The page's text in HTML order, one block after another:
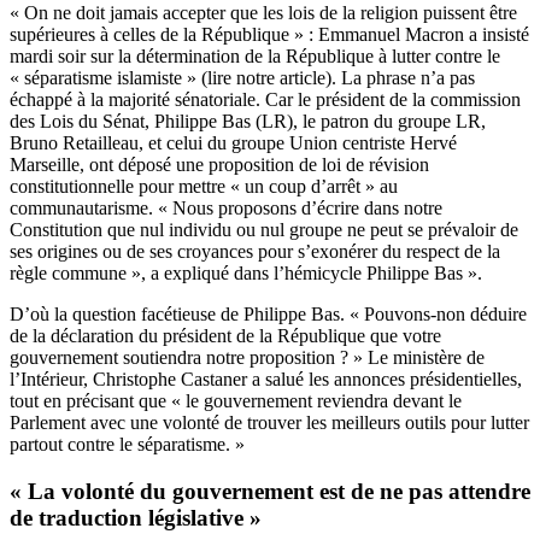
« On ne doit jamais accepter que les lois de la religion puissent être
supérieures à celles de la République » : Emmanuel Macron a insisté
mardi soir sur la détermination de la République à lutter contre le
« séparatisme islamiste » (lire notre article). La phrase n’a pas
échappé à la majorité sénatoriale. Car le président de la commission
des Lois du Sénat, Philippe Bas (LR), le patron du groupe LR,
Bruno Retailleau, et celui du groupe Union centriste Hervé
Marseille, ont déposé une proposition de loi de révision
constitutionnelle pour mettre « un coup d’arrêt » au
communautarisme. « Nous proposons d’écrire dans notre
Constitution que nul individu ou nul groupe ne peut se prévaloir de
ses origines ou de ses croyances pour s’exonérer du respect de la
règle commune », a expliqué dans l’hémicycle Philippe Bas ».
D’où la question facétieuse de Philippe Bas. « Pouvons-non déduire
de la déclaration du président de la République que votre
gouvernement soutiendra notre proposition ? » Le ministère de
l’Intérieur, Christophe Castaner a salué les annonces présidentielles,
tout en précisant que « le gouvernement reviendra devant le
Parlement avec une volonté de trouver les meilleurs outils pour lutter
partout contre le séparatisme. »
« La volonté du gouvernement est de ne pas attendre
de traduction législative »